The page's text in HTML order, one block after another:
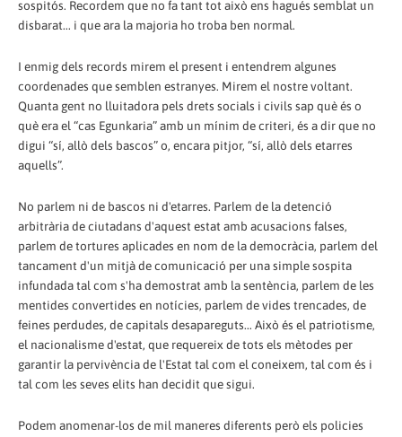
sospitós. Recordem que no fa tant tot això ens hagués semblat un
disbarat... i que ara la majoria ho troba ben normal.
I enmig dels records mirem el present i entendrem algunes
coordenades que semblen estranyes. Mirem el nostre voltant.
Quanta gent no lluitadora pels drets socials i civils sap què és o
què era el “cas Egunkaria” amb un mínim de criteri, és a dir que no
digui “sí, allò dels bascos” o, encara pitjor, “sí, allò dels etarres
aquells”.
No parlem ni de bascos ni d'etarres. Parlem de la detenció
arbitrària de ciutadans d'aquest estat amb acusacions falses,
parlem de tortures aplicades en nom de la democràcia, parlem del
tancament d'un mitjà de comunicació per una simple sospita
infundada tal com s'ha demostrat amb la sentència, parlem de les
mentides convertides en notícies, parlem de vides trencades, de
feines perdudes, de capitals desapareguts... Això és el patriotisme,
el nacionalisme d'estat, que requereix de tots els mètodes per
garantir la pervivència de l'Estat tal com el coneixem, tal com és i
tal com les seves elits han decidit que sigui.
Podem anomenar-los de mil maneres diferents però els policies